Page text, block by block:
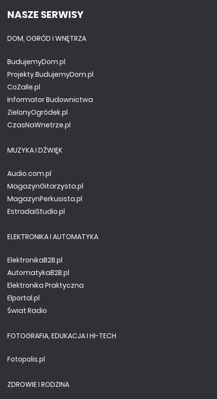
NASZE SERWISY
DOM, OGRÓD I WNĘTRZA
BudujemyDom.pl
Projekty.BudujemyDom.pl
CoZaIle.pl
Informator Budownictwa
ZielonyOgródek.pl
CzasNaWnetrze.pl
MUZYKA I DŹWIĘK
Audio.com.pl
MagazynGitarzysta.pl
MagazynPerkusista.pl
EstradaiStudio.pl
ELEKTRONIKA I AUTOMATYKA
ElektronikaB2B.pl
AutomatykaB2B.pl
Elektronika Praktyczna
Elportal.pl
Świat Radio
FOTOGRAFIA, EDUKACJA I HI-TECH
Fotopolis.pl
ZDROWIE I RODZINA